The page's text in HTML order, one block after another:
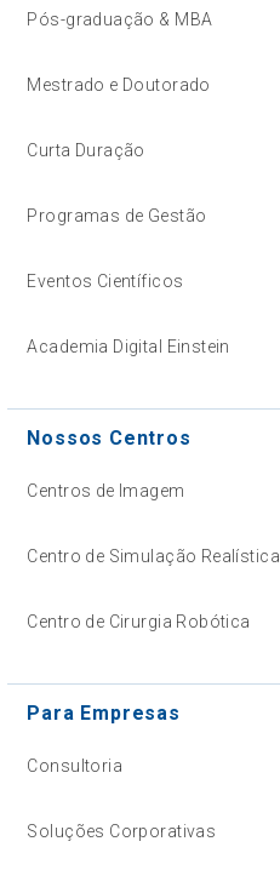
Pós-graduação & MBA
Mestrado e Doutorado
Curta Duração
Programas de Gestão
Eventos Científicos
Academia Digital Einstein
Nossos Centros
Centros de Imagem
Centro de Simulação Realística
Centro de Cirurgia Robótica
Para Empresas
Consultoria
Soluções Corporativas